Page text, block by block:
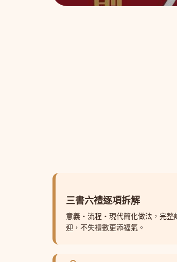
三書六禮逐項拆解
意義・流程・現代簡化做法，完整
迎，不失禮數更添福氣。